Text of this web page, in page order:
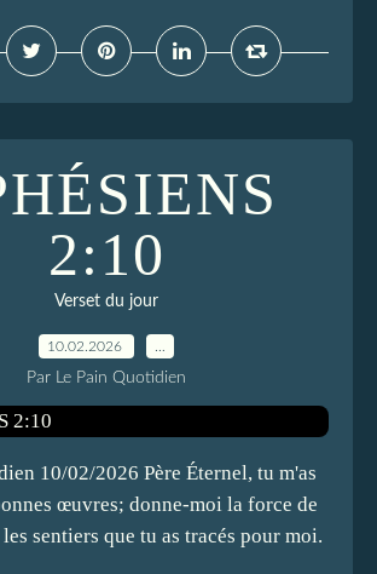
2:10
Verset du jour
10.02.2026
Par Le Pain Quotidien
10/02/2026 Père Éternel, tu m'as
œuvres; donne-moi la force de
sentiers que tu as tracés pour moi.